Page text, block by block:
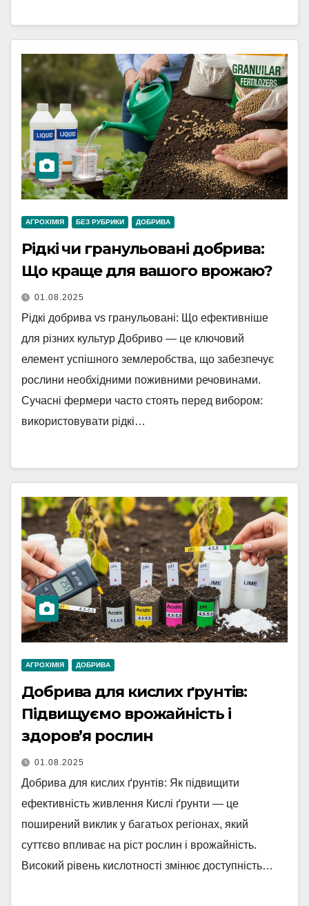
АГРОХІМІЯ БЕЗ РУБРИКИ ДОБРИВА
Рідкі чи гранульовані добрива:
Що краще для вашого врожаю?
01.08.2025
Рідкі добрива vs гранульовані: Що ефективніше
для різних культур Добриво — це ключовий
елемент успішного землеробства, що забезпечує
рослини необхідними поживними речовинами.
Сучасні фермери часто стоять перед вибором:
використовувати рідкі…
АГРОХІМІЯ ДОБРИВА
Добрива для кислих ґрунтів:
Підвищуємо врожайність і
здоров’я рослин
01.08.2025
Добрива для кислих ґрунтів: Як підвищити
ефективність живлення Кислі ґрунти — це
поширений виклик у багатьох регіонах, який
суттєво впливає на ріст рослин і врожайність.
Високий рівень кислотності змінює доступність…